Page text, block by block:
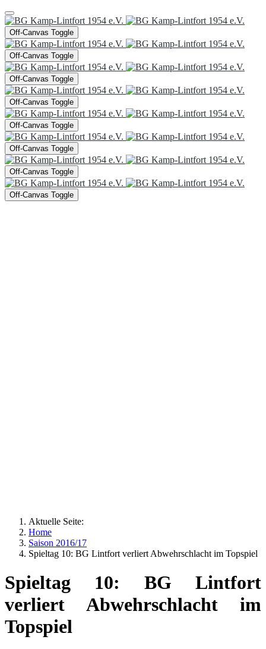
Off-Canvas Toggle
Off-Canvas Toggle
Off-Canvas Toggle
Off-Canvas Toggle
Off-Canvas Toggle
Off-Canvas Toggle
Off-Canvas Toggle
Off-Canvas Toggle
Aktuelle Seite:
Home
Saison 2016/17
Spieltag 10: BG Lintfort verliert Abwehrschlacht im Topspiel
Spieltag 10: BG Lintfort
verliert Abwehrschlacht im
Topspiel